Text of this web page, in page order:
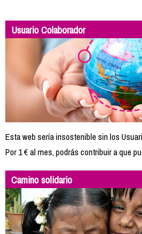
Usuario Colaborador
Esta web sería insostenible sin los
Por 1 € al mes, podrás contribuir a que
Camino solidario